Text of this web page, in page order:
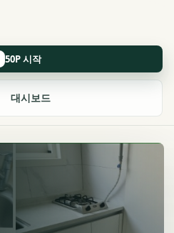
대시보드